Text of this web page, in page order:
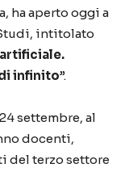
ha aperto oggi a
intitolato
infinito”.
settembre, al
docenti,
del terzo settore